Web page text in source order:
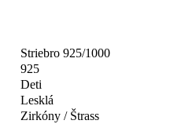
Striebro 925/1000
925
Deti
Lesklá
Zirkóny / Štrass